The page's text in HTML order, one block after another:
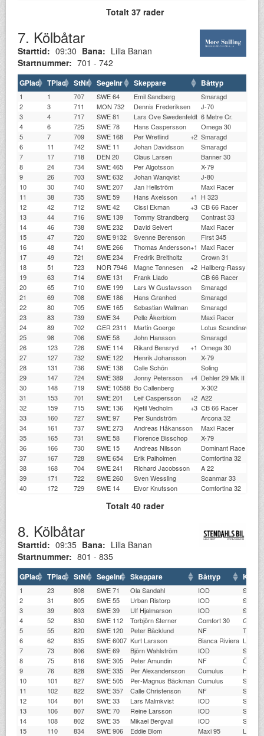
Totalt 37 rader
7. Kölbåtar
Starttid: 09:30 Bana: Lilla Banan
Startnummer: 701 - 742
GPlac TPlac StNr Segelnr Skeppare Båttyp
1 1 707 SWE 64 Emil Sandberg
Smaragd
2
3 711 MON 732 Dennis Frederiksen
J-70
3
4 717 SWE 81 Lars Ove Swedenfeldt 6 Metre Cr.
4
6 725 SWE 78 Hans Caspersson
Omega 30
5
7 709 SWE 168 Per Wretlind +2 Smaragd
6
11 742 SWE 11 Johan Davidsson
Smaragd
7
17 718 DEN 20 Claus Larsen
Banner 30
8
24 734 SWE 465 Per Algotsson
X-79
9
26 703 SWE 632 Johan Wanqvist
J-80
10
30 740 SWE 207 Jan Hellström
Maxi Racer
11
38 735 SWE 59 Hans Axelsson +1 H 323
12
42 712 SWE 42 Cissi Ekman +3 CB 66 Racer
13
44 716 SWE 139 Tommy Strandberg
Contrast 33
14
46 738 SWE 232 David Selvert
Maxi Racer
15
47 720 SWE 9132 Svenne Berenson
First 345
16
48 741 SWE 266 Thomas Andersson+1 Maxi Racer
17
49 721 SWE 234 Fredrik Breitholtz
Crown 31
18
51 723 NOR 7946 Magne Tønnesen +2 Hallberg-Rassy One-
19
63 714 SWE 131 Frank Llado
CB 66 Racer
20
65 710 SWE 199 Lars W Gustavsson
Smaragd
21
69 708 SWE 186 Hans Granhed
Smaragd
22
80 705 SWE 165 Sebastian Wallman
Smaragd
23
83 739 SWE 34 Pelle Åkerblom
Maxi Racer
24
89 702 GER 2311 Martin Goerge
Lotus Scandinavia
25
98 706 SWE 58 John Hansson
Smaragd
26
123 726 SWE 114 Rikard Bensryd +1 Omega 30
27
127 732 SWE 122 Henrik Johansson
X-79
28
131 736 SWE 138 Calle Schön
Soling
29
147 724 SWE 389 Jonny Petersson +4 Dehler 29 Mk II
30
148 719 SWE 10588 Bo Callenberg
X-302
31
153 701 SWE 201 Leif Caspersson +2 A22
32
159 715 SWE 136 Kjetil Vedholm +3 CB 66 Racer
33
160 727 SWE 97 Per Sundström
Arcona 32
34
161 737 SWE 273 Andreas Håkansson
Maxi Racer
35
165 731 SWE 58 Florence Bisschop
X-79
36
166 730 SWE 15 Andreas Nilsson
Dominant Race
37
167 728 SWE 654 Erik Palholmen
Comfortina 32
38
168 704 SWE 241 Richard Jacobsson
A 22
39
171 722 SWE 260 Sven Wessling
Scanmar 33
40
172 729 SWE 14 Eivor Knutsson Comfortina 32
Totalt 40 rader
8. Kölbåtar
Starttid: 09:35 Bana: Lilla Banan
Startnummer: 801 - 835
GPlac TPlac StNr Segelnr Skeppare Båttyp Klubb
1 23 808 SWE 71 Ola Sandahl IOD
STSS
2
31 805 SWE 55 Urban Ristorp IOD
STSS
3
39 803 SWE 39 Ulf Hjalmarson IOD
STSS
4
52 830 SWE 112 Torbjörn Sterner Comfort 30
GKSS
5
55 820 SWE 120 Peter Bäcklund NF
TJSS
6
62 835 SWE 6007 Kurt Larsson Bianca Riviera LDSS
7
73 806 SWE 69 Björn Wahlström IOD
STSS
8
75 816 SWE 305 Peter Amundin NF
ÖKK
9
76 828 SWE 335 Per Alexandersson Cumulus
HJBK
10
101 827 SWE 505 Per-Magnus Bäckman Cumulus
STSS
11
102 822 SWE 357 Calle Christenson NF
SSSÖ
12
104 801 SWE 33 Lars Malmkvist IOD
STSS
13
106 807 SWE 70 Reine Larsson IOD
STSS
14
108 802 SWE 35 Mikael Bergvall IOD
STSS
15
110 834 SWE 906 Eddie Blom Maxi 95
LBS